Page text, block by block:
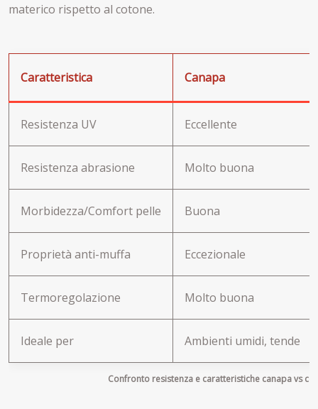
materico rispetto al cotone.
Confronto resistenza e caratteristiche canapa vs
Caratteristica Canapa
Resistenza UV Eccellente
Resistenza abrasione Molto buona
Morbidezza/Comfort pelle Buona
Proprietà anti-muffa Eccezionale
Termoregolazione Molto buona
Ideale per Ambienti umidi, tende